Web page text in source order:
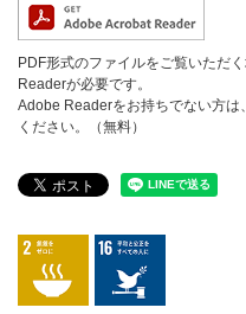
PDF形式のファイルをご覧いただ
Readerが必要です。
Adobe Readerをお持ちでない方は
ください。（無料）